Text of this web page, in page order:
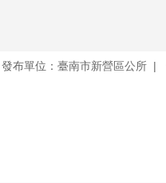
發布單位：臺南市新營區公所